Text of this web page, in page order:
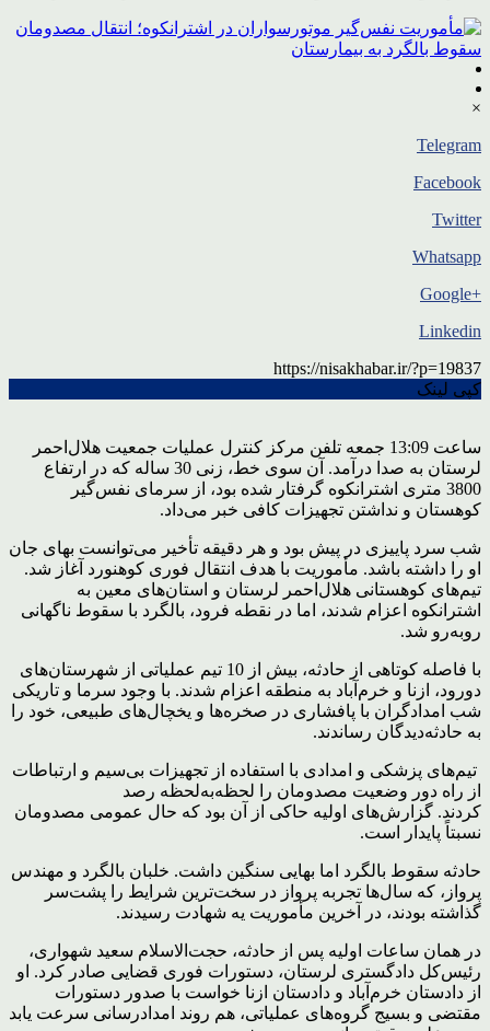
×
Telegram
Facebook
Twitter
Whatsapp
+Google
Linkedin
https://nisakhabar.ir/?p=19837
کپی لینک
ساعت 13:09 جمعه تلفن مرکز کنترل عملیات جمعیت هلال‌احمر
لرستان به صدا درآمد. آن سوی خط، زنی 30 ساله که در ارتفاع
3800 متری اشترانکوه گرفتار شده بود، از سرمای نفس‌گیر
کوهستان و نداشتن تجهیزات کافی خبر می‌داد.
شب سرد پاییزی در پیش بود و هر دقیقه تأخیر می‌توانست بهای جان
او را داشته باشد. مأموریت با هدف انتقال فوری کوهنورد آغاز شد.
تیم‌های کوهستانی هلال‌احمر لرستان و استان‌های معین به
اشترانکوه اعزام شدند، اما در نقطه فرود، بالگرد با سقوط ناگهانی
روبه‌رو شد.
با فاصله کوتاهی از حادثه، بیش از 10 تیم عملیاتی از شهرستان‌های
دورود، ازنا و خرم‌آباد به منطقه اعزام شدند. با وجود سرما و تاریکی
شب امدادگران با پافشاری در صخره‌ها و یخچال‌های طبیعی، خود را
به حادثه‌دیدگان رساندند.
تیم‌های پزشکی و امدادی با استفاده از تجهیزات بی‌سیم و ارتباطات
از راه دور وضعیت مصدومان را لحظه‌به‌لحظه رصد
کردند. گزارش‌های اولیه حاکی از آن بود که حال عمومی مصدومان
نسبتاً پایدار است.
حادثه سقوط بالگرد اما بهایی سنگین داشت. خلبان بالگرد و مهندس
پرواز، که سال‌ها تجربه پرواز در سخت‌ترین شرایط را پشت‌سر
گذاشته بودند، در آخرین مأموریت یه شهادت رسیدند.
در همان ساعات اولیه پس از حادثه، حجت‌الاسلام سعید شهواری،
رئیس‌کل دادگستری لرستان، دستورات فوری قضایی صادر کرد. او
از دادستان خرم‌آباد و دادستان ازنا خواست با صدور دستورات
مقتضی و بسیج گروه‌های عملیاتی، هم روند امدادرسانی سرعت یابد